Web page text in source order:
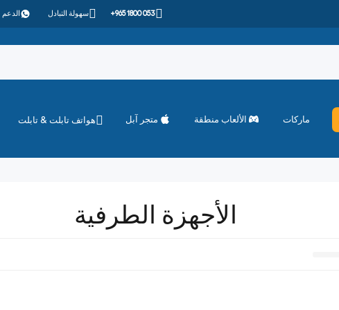
+965 1800 053 سهولة التبادل
ماركات الألعاب منطقة متجر آبل هواتف تابلت & تابلت
الأجهزة الطرفية